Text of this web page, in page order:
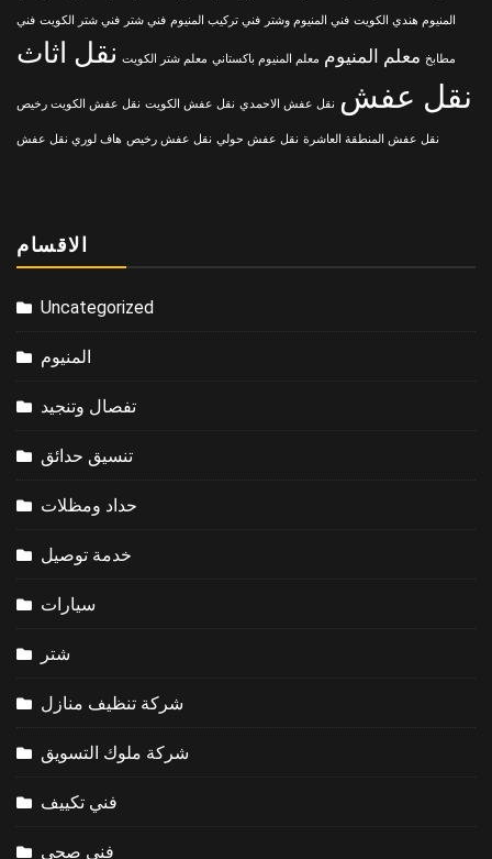
المنيوم هندي الكويت فني المنيوم وشتر فني تركيب المنيوم فني شتر فني شتر الكويت فني
مطابخ معلم المنيوم معلم المنيوم باكستاني معلم شتر الكويت نقل اثاث
نقل عفش نقل عفش الاحمدي نقل عفش الكويت نقل عفش الكويت رخيص
نقل عفش المنطقة العاشرة نقل عفش حولي نقل عفش رخيص هاف لوري نقل عفش
الاقسام
Uncategorized
المنيوم
تفصال وتنجيد
تنسيق حدائق
حداد ومظلات
خدمة توصيل
سيارات
شتر
شركة تنظيف منازل
شركة ملوك التسويق
فني تكييف
فني صحي